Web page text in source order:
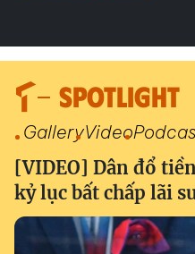
SPOTLIGHT
GalleryVideo
[VIDEO] Dân đổ
kỷ lục bất chấp lãi